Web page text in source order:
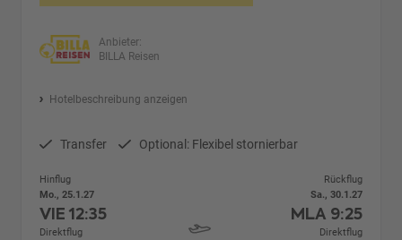
Anbieter:
BILLA Reisen
Hotelbeschreibung anzeigen
Transfer Optional: Flexibel stornierbar
Hinflug
Mo., 25.1.27
VIE12:35
Direktflug
Rückflug
Sa., 30.1.27
MLA 9:25
Direktflug